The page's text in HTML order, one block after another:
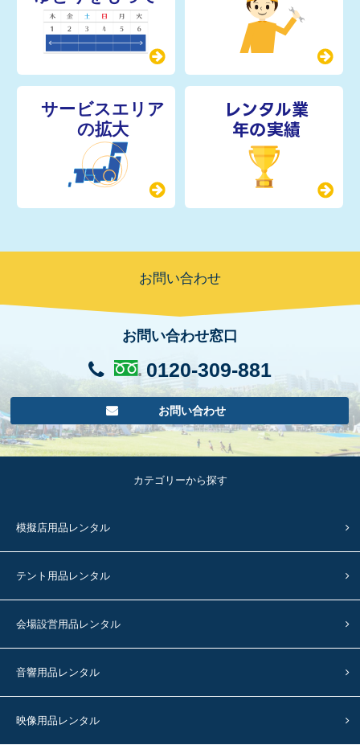
レンタル業
年の実績
お問い合わせ
お問い合わせ窓口
0120-309-881
お問い合わせ
カテゴリーから探す
模擬店用品レンタル
テント用品レンタル
会場設営用品レンタル
音響用品レンタル
映像用品レンタル